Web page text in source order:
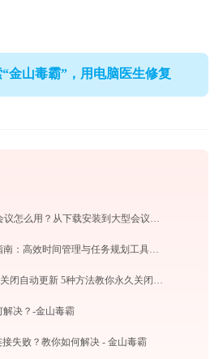
金山毒霸”，用电脑医生修复
滴答清单完全使用指南：高效时间管理与任务规划工具，让你的每一天井井有条
解决？-金山毒霸
接失败？教你如何解决 - 金山毒霸